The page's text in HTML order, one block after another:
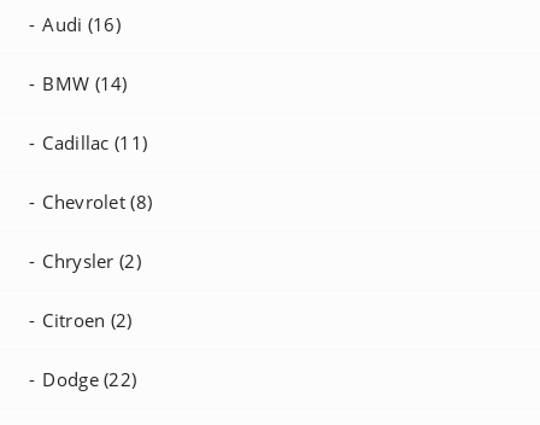
Audi (16)
BMW (14)
Cadillac (11)
Chevrolet (8)
Chrysler (2)
Citroen (2)
Dodge (22)